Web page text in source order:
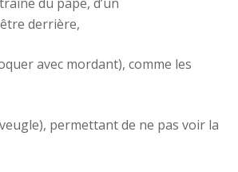
derrière,
avec mordant), comme les
permettant de ne pas voir la